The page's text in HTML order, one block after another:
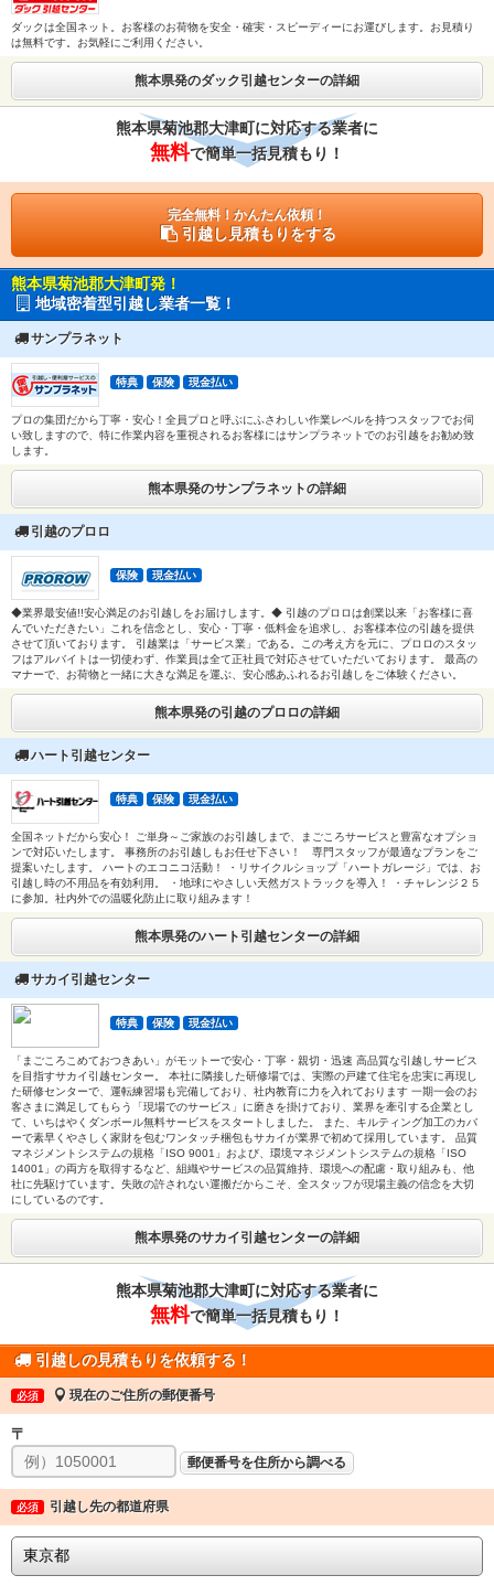
ダックは全国ネット。お客様のお荷物を安全・確実・スピーディーにお運びします。お見積り
は無料です。お気軽にご利用ください。
熊本県発のダック引越センターの詳細
熊本県菊池郡大津町に対応する業者に
無料で簡単一括見積もり！
完全無料！かんたん依頼！
引越し見積もりをする
熊本県菊池郡大津町発！
地域密着型引越し業者一覧！
サンプラネット
特典 保険 現金払い
プロの集団だから丁寧・安心！全員プロと呼ぶにふさわしい作業レベルを持つスタッフでお伺
い致しますので、特に作業内容を重視されるお客様にはサンプラネットでのお引越をお勧め致
します。
熊本県発のサンプラネットの詳細
引越のプロロ
保険 現金払い
◆業界最安値!!安心満足のお引越しをお届けします。◆ 引越のプロロは創業以来「お客様に喜
んでいただきたい」これを信念とし、安心・丁寧・低料金を追求し、お客様本位の引越を提供
させて頂いております。 引越業は「サービス業」である。この考え方を元に、プロロのスタッ
フはアルバイトは一切使わず、作業員は全て正社員で対応させていただいております。 最高の
マナーで、お荷物と一緒に大きな満足を運ぶ、安心感あふれるお引越しをご体験ください。
熊本県発の引越のプロロの詳細
ハート引越センター
特典 保険 現金払い
全国ネットだから安心！ ご単身～ご家族のお引越しまで、まごころサービスと豊富なオプショ
ンで対応いたします。 事務所のお引越しもお任せ下さい！ 専門スタッフが最適なプランをご
提案いたします。 ハートのエコニコ活動！ ・リサイクルショップ「ハートガレージ」では、お
引越し時の不用品を有効利用。 ・地球にやさしい天然ガストラックを導入！ ・チャレンジ２５
に参加。社内外での温暖化防止に取り組みます！
熊本県発のハート引越センターの詳細
サカイ引越センター
特典 保険 現金払い
「まごころこめておつきあい」がモットーで安心・丁寧・親切・迅速 高品質な引越しサービス
を目指すサカイ引越センター。 本社に隣接した研修場では、実際の戸建て住宅を忠実に再現し
た研修センターで、運転練習場も完備しており、社内教育に力を入れております 一期一会のお
客さまに満足してもらう「現場でのサービス」に磨きを掛けており、業界を牽引する企業とし
て、いちはやくダンボール無料サービスをスタートしました。 また、キルティング加工のカバ
ーで素早くやさしく家財を包むワンタッチ梱包もサカイが業界で初めて採用しています。 品質
マネジメントシステムの規格「ISO 9001」および、環境マネジメントシステムの規格「ISO
14001」の両方を取得するなど、組織やサービスの品質維持、環境への配慮・取り組みも、他
社に先駆けています。失敗の許されない運搬だからこそ、全スタッフが現場主義の信念を大切
にしているのです。
熊本県発のサカイ引越センターの詳細
熊本県菊池郡大津町に対応する業者に
無料で簡単一括見積もり！
引越しの見積もりを依頼する！
必須 現在のご住所の郵便番号
〒
郵便番号を住所から調べる
必須 引越し先の都道府県